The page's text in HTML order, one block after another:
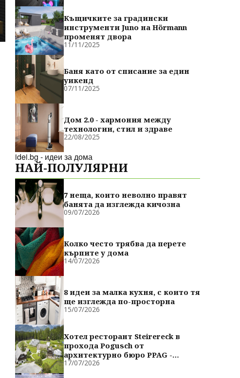
Къщичките за градински
инструменти Juno на Hörmann
променят двора
11/11/2025
Баня като от списание за един
уикенд
07/11/2025
Дом 2.0 - хармония между
технологии, стил и здраве
22/08/2025
idei.bg - идеи за дома
НАЙ-ПОЛУЛЯРНИ
7 неща, които неволно правят
банята да изглежда кичозна
09/07/2026
Колко често трябва да перете
кърпите у дома
14/07/2026
8 идеи за малка кухня, с които тя
ще изглежда по-просторна
15/07/2026
Хотел ресторант Steirereck в
прохода Pogusch от
архитектурно бюро PPAG -
духовно сродни
17/07/2026